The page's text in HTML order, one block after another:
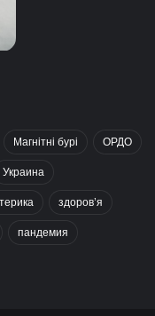
Магнітні бурі ОРДО
Украина
здоров’я
пандемия